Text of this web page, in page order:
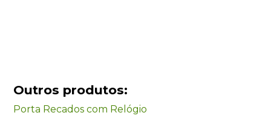
Outros produtos:
Porta Recados com Relógio